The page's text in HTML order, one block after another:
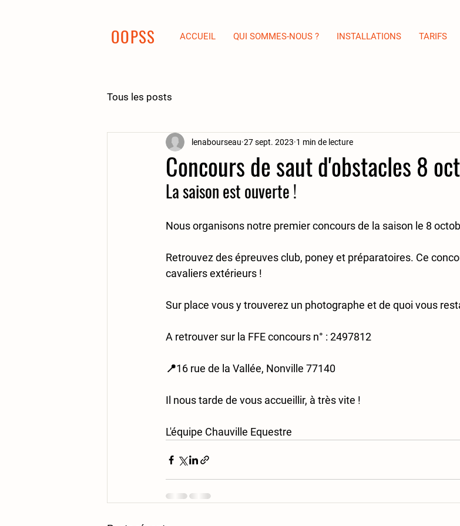
OOPSS ACCUEIL QUI SOMMES-NOUS ? INSTALLATIONS TARIFS
Tous les posts
Concours de saut d'obstacles 8
lenabourseau 27 sept. 2023 1 min de lecture
La saison est ouverte !
Nous organisons notre premier concours de la saison le 8
Retrouvez des épreuves club, poney et préparatoires. Ce
cavaliers extérieurs !
Sur place vous y trouverez un photographe et de quoi vous
A retrouver sur la FFE concours n° : 2497812
📍16 rue de la Vallée, Nonville 77140
Il nous tarde de vous accueillir, à très vite !
L'équipe Chauville Equestre